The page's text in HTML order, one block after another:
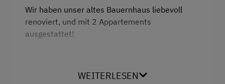
Hofeigene Produkte
Kreativangebot
Schnapsbrennerei
Wir haben unser altes Bauernhaus liebevoll
renoviert, und mit 2 Appartements
ausgestattet!
Gemütlich eingerichet mit Holzmöbeln vom
WEITERLESEN